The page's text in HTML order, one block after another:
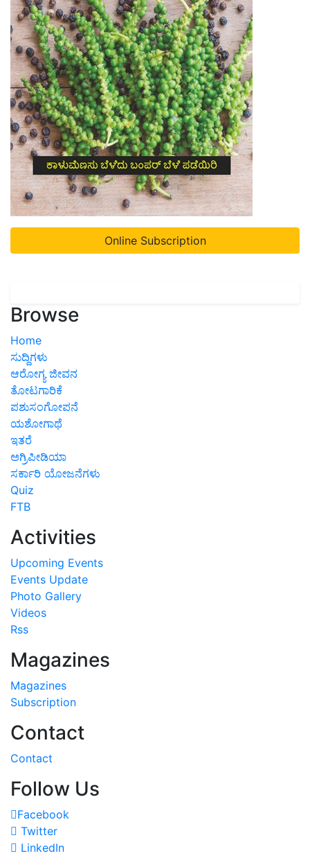
Online Subscription
Browse
Home
ಸುದ್ದಿಗಳು
ಆರೋಗ್ಯ ಜೀವನ
ತೋಟಗಾರಿಕೆ
ಪಶುಸಂಗೋಪನೆ
ಯಶೋಗಾಥೆ
ಇತರೆ
ಅಗ್ರಿಪೀಡಿಯಾ
ಸರ್ಕಾರಿ ಯೋಜನೆಗಳು
Quiz
FTB
Activities
Upcoming Events
Events Update
Photo Gallery
Videos
Rss
Magazines
Magazines
Subscription
Contact
Contact
Follow Us
Facebook
Twitter
LinkedIn